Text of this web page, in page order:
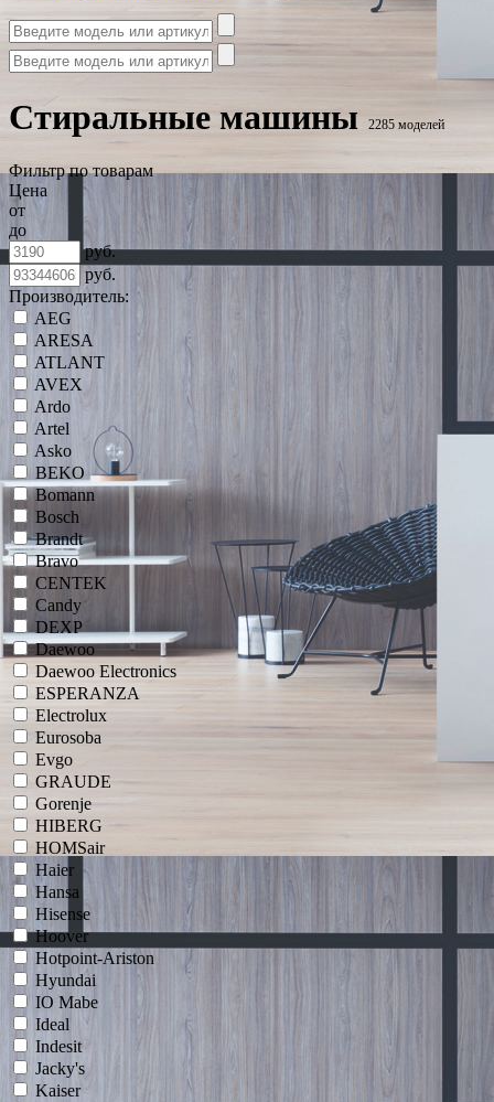
Стиральные машины 2285 моделей
Фильтр по товарам
Цена
от
до
руб.
руб.
Производитель:
AEG
ARESA
ATLANT
AVEX
Ardo
Artel
Asko
BEKO
Bomann
Bosch
Brandt
Bravo
CENTEK
Candy
DEXP
Daewoo
Daewoo Electronics
ESPERANZA
Electrolux
Eurosoba
Evgo
GRAUDE
Gorenje
HIBERG
HOMSair
Haier
Hansa
Hisense
Hoover
Hotpoint-Ariston
Hyundai
IO Mabe
Ideal
Indesit
Jacky's
Kaiser